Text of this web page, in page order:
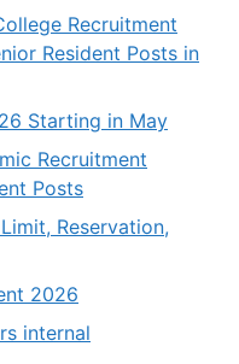
Recruitment
Resident Posts in
Starting in May
Recruitment
Posts
Reservation,
2026
internal